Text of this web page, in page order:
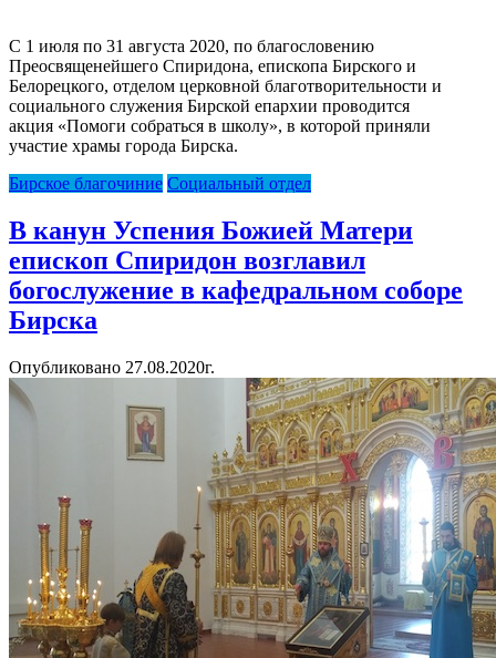
С 1 июля по 31 августа 2020, по благословению
Преосвященейшего Спиридона, епископа Бирского и
Белорецкого, отделом церковной благотворительности и
социального служения Бирской епархии проводится
акция «Помоги собраться в школу», в которой приняли
участие храмы города Бирска.
Бирское благочиние Социальный отдел
В канун Успения Божией Матери
епископ Спиридон возглавил
богослужение в кафедральном соборе
Бирска
Опубликовано 27.08.2020г.